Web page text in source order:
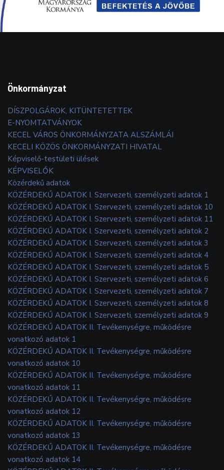
Önkormányzat
DÍSZPOLGÁROK, KITÜNTETETTEK
E-NYOMTATVÁNYOK
KECEL VÁROS ÖNKORMÁNYZATA ALSZÁMLÁI
KECELI KÖZÖS ÖNKORMÁNYZATI HIVATAL
Képviselő-testületi ülések
KÉPVISELŐK
Közérdekű adatok
KÖZÉRDEKŰ ADATOK I. Szervezeti, személyzeti adatok 1
KÖZÉRDEKŰ ADATOK I. Szervezeti, személyzeti adatok 10
KÖZÉRDEKŰ ADATOK I. Szervezeti, személyzeti adatok 11
KÖZÉRDEKŰ ADATOK I. Szervezeti, személyzeti adatok 2
KÖZÉRDEKŰ ADATOK I. Szervezeti, személyzeti adatok 3
KÖZÉRDEKŰ ADATOK I. Szervezeti, személyzeti adatok 4
KÖZÉRDEKŰ ADATOK I. Szervezeti, személyzeti adatok 5
KÖZÉRDEKŰ ADATOK I. Szervezeti, személyzeti adatok 6
KÖZÉRDEKŰ ADATOK I. Szervezeti, személyzeti adatok 7
KÖZÉRDEKŰ ADATOK I. Szervezeti, személyzeti adatok 8
KÖZÉRDEKŰ ADATOK I. Szervezeti, személyzeti adatok 9
KÖZÉRDEKŰ ADATOK II. Tevékenységre, működésre
vonatkozó adatok 1
KÖZÉRDEKŰ ADATOK II. Tevékenységre, működésre
vonatkozó adatok 10
KÖZÉRDEKŰ ADATOK II. Tevékenységre, működésre
vonatkozó adatok 11
KÖZÉRDEKŰ ADATOK II. Tevékenységre, működésre
vonatkozó adatok 12
KÖZÉRDEKŰ ADATOK II. Tevékenységre, működésre
vonatkozó adatok 13
KÖZÉRDEKŰ ADATOK II. Tevékenységre, működésre
vonatkozó adatok 14